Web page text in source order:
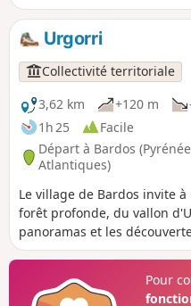
Urgorri
Collectivité territoriale
3,62 km
+120 m
1h 25
Facile
Départ à Bardos
Atlantiques)
Le village de Bardos invite
forêt profonde, du vallon
panoramas et les
discrets. Une balade
reste l'incroyable
Pour